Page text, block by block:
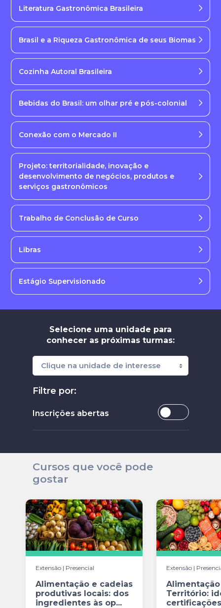
Literatura Gastronômica Brasileira
Brasil e a Riqueza Gastronômica de seus Biomas
Cozinha Autoral Brasileira
Bebidas do Brasil: um olhar pré e pós-colonial
Conexão com o Mercado II
Projeto: territorialidade, inovação e
desenvolvimento de negócios, produtos e
serviços gastronômicos
Trabalho de Conclusão de Curso
Libras
Estágio Supervisionado
Selecione uma unidade para
conhecer as próximas turmas:
Filtre por:
Inscrições abertas
Cursos que você pode
gostar
Extensão | Presencial
Alimentação e cadeias
produtivas locais: dos
ingredientes às op...
Extensão |
Território: